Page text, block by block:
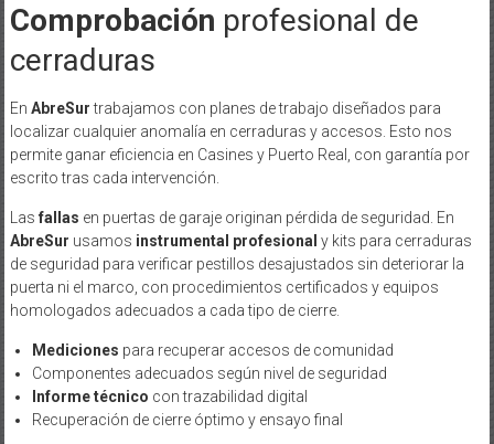
Comprobación profesional de
cerraduras
En AbreSurtrabajamos con planes de trabajo diseñados para
localizar cualquier anomalía en cerraduras y accesos. Esto nos
permite ganar eficiencia en Casines y Puerto Real, con garantía por
escrito tras cada intervención.
Las fallas en puertas de garaje originan pérdida de seguridad. En
AbreSur usamos instrumental profesional y kits para cerraduras
de seguridad para verificar pestillos desajustados sin deteriorar la
puerta ni el marco, con procedimientos certificados y equipos
homologados adecuados a cada tipo de cierre.
Mediciones para recuperar accesos de comunidad
Componentes adecuados según nivel de seguridad
Informe técnico con trazabilidad digital
Recuperación de cierre óptimo y ensayo final